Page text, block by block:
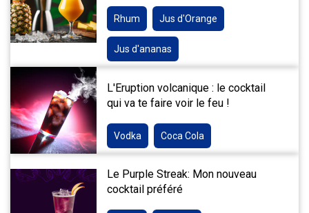
Rhum Jus d'Orange
Jus d'ananas
L'Eruption volcanique : le cocktail
qui va te faire voir le feu !
Vodka Coca Cola
Le Purple Streak: Mon nouveau
cocktail préféré